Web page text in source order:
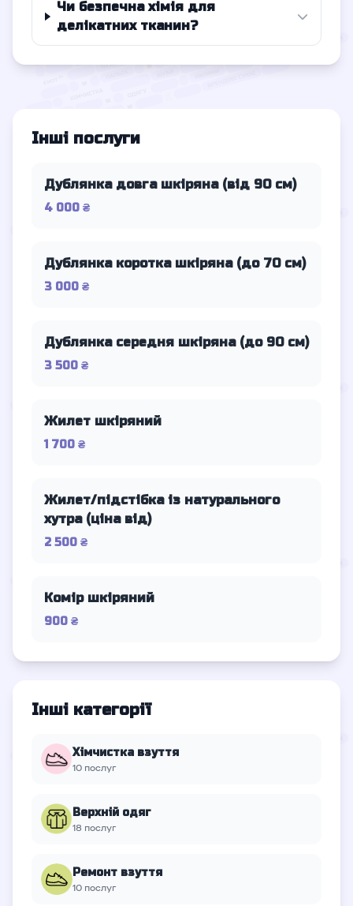
Чи безпечна хімія для
делікатних тканин?
Інші послуги
Дублянка довга шкіряна (від 90 см)
4 000 ₴
Дублянка коротка шкіряна (до 70 см)
3 000 ₴
Дублянка середня шкіряна (до 90 см)
3 500 ₴
Жилет шкіряний
1 700 ₴
Жилет/підстібка із натурального
хутра (ціна від)
2 500 ₴
Комір шкіряний
900 ₴
Інші категорії
Хімчистка взуття
10 послуг
Верхній oдяг
18 послуг
Ремонт взуття
10 послуг